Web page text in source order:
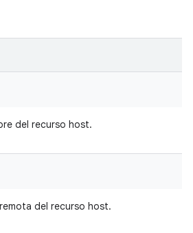
del recurso host.
del recurso host.